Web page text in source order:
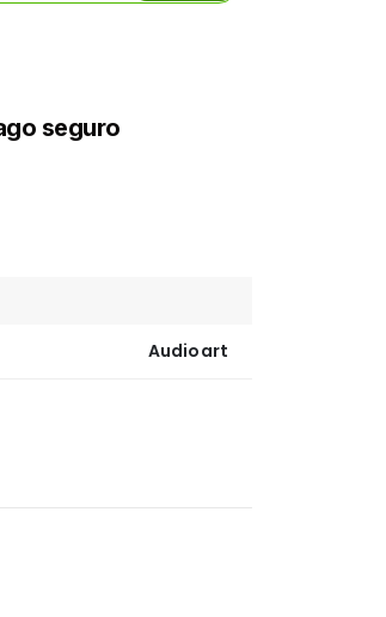
seguro
Audioart